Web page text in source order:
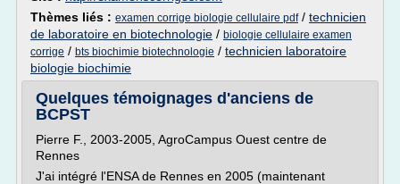
Thèmes liés : examen corrige biologie cellulaire pdf/ technicien
de laboratoire en biotechnologie / biologie cellulaire examen
corrige / bts biochimie biotechnologie / technicien laboratoire
biologie biochimie
Quelques témoignages d'anciens de
BCPST
Pierre F., 2003-2005, AgroCampus Ouest centre de
Rennes
J'ai intégré l'ENSA de Rennes en 2005 (maintenant